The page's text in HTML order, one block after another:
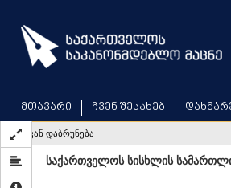
main
content
მთავარი ჩვენ შესახებ
უკან დაბრუნება
საქართველოს სისხლის